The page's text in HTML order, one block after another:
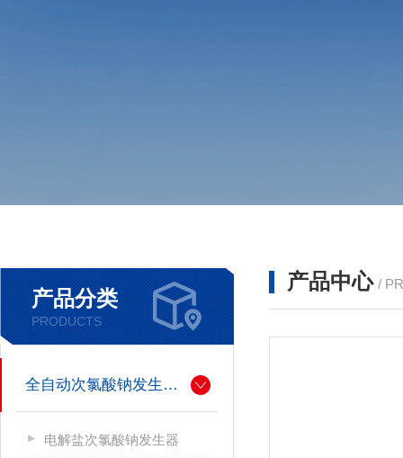
产品分类
PRODUCTS
全自动次氯酸钠发生器厂家
电解盐次氯酸钠发生器
产品中心 /